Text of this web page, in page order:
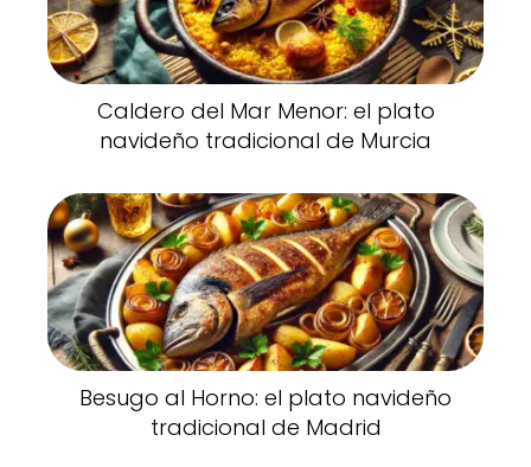
Caldero del Mar Menor: el plato
navideño tradicional de Murcia
Besugo al Horno: el plato navideño
tradicional de Madrid